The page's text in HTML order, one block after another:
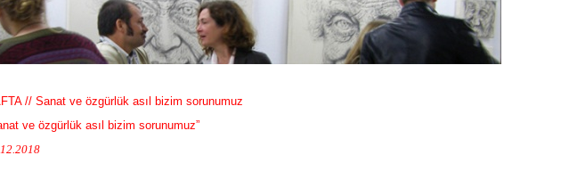
// Sanat ve özgürlük asıl bizim sorunumuz
ve özgürlük asıl bizim sorunumuz”